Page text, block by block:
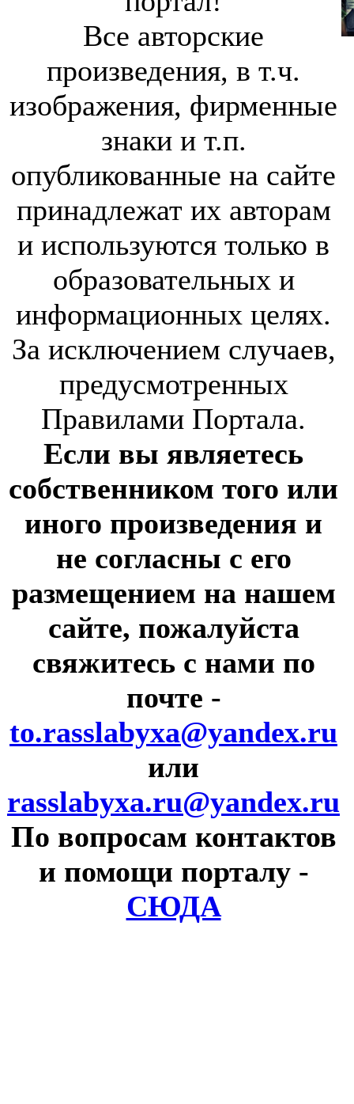
Все авторские
произведения, в т.ч.
изображения, фирменные
знаки и т.п.
опубликованные на сайте
принадлежат их авторам
и используются только в
образовательных и
информационных целях.
За исключением случаев,
предусмотренных
Правилами Портала.
Если вы являетесь
собственником того или
иного произведения и
не согласны с его
размещением на нашем
сайте, пожалуйста
свяжитесь с нами по
почте -
to.rasslabyxa@yandex.ru
или
rasslabyxa.ru@yandex.ru
По вопросам контактов
и помощи порталу -
СЮДА